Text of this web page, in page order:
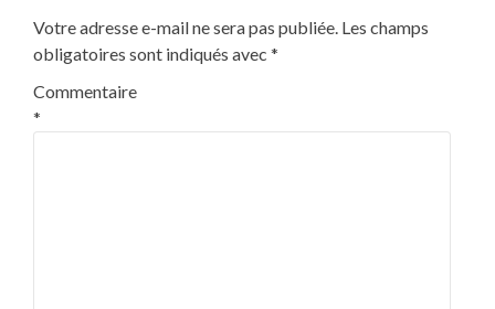
Votre adresse e-mail ne sera pas publiée. Les champs
obligatoires sont indiqués avec *
Commentaire
*